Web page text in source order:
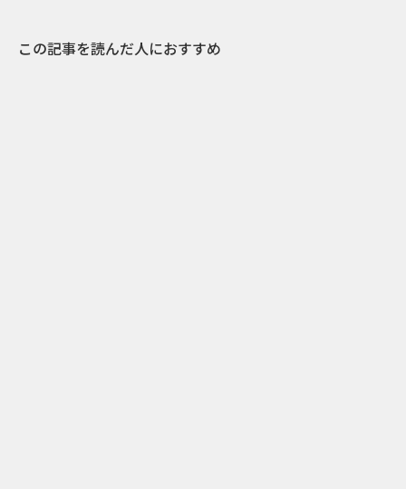
この記事を読んだ人におすすめ